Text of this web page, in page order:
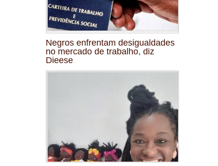
Negros enfrentam desigualdades
no mercado de trabalho, diz
Dieese